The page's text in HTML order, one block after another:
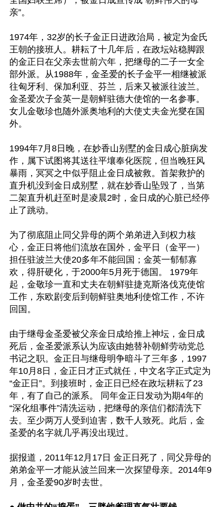
亲”。
1974年，32岁的长子金正日进政治局，被定为金氏
王朝的接班人。耕耘了十几年后，在政坛站稳脚跟
的金正日在父亲去世前六年，把继母的二子一女全
部外派。从1988年，金圣爱的长子金平一相继被派
往匈牙利、保加利亚、芬兰，后来又被派往波兰。
金圣爱次子金英一是朝鲜驻德大使馆的一名参事。
女儿金敬珍也随外派奥地利的大使丈夫金光燮在国
外。
1994年7月8日晚，在妙香山别墅的金日成心脏病发
作，属下试图将其送往平壤奉化医院，但当晚狂风
暴雨，冥冥之中似乎阻止金日成被救。首架救护的
直升机没到金日成别墅，就在妙香山坠毁了，当第
二架直升机赶至时是凌晨2时，金日成的心脏已经停
止了跳动。
为了彻底阻止同父异母的两个弟弟进入到权力核
心，金正日将他们流放在国外，金平日（金平一）
担任驻波兰大使20多年不能回国；金英一郁郁寡
欢，得肝硬化，于2000年5月死于德国。 1979年
起，金敬珍一直和丈夫在朝鲜驻捷克斯洛伐克使馆
工作，东欧剧变后到朝鲜驻奥地利使馆工作，不许
回国。
由于继母金圣爱被父亲金日成给推上神坛，金日成
死后，金圣爱派系认为应该由她替补朝鲜劳动党总
书记之职。金正日与继母明争暗斗了三年多，1997
年10月8日，金正日才正式就任，中文名字正式定为
“金正日”。到接班时，金正日已经在政坛耕耘了23
年，有了自己的派系。 同年金正日发动为期4年的
“深化组事件”清洗运动，把继母的亲信们都清洗下
去。至少两万人受到迫害，数千人致死。此后，金
圣爱的名字就几乎再没出现过。
据报道，2011年12月17日 金正日死了，同父异母的
弟弟金平一才能从波兰回来一次探望母亲。2014年9
月，金圣爱90岁时去世。